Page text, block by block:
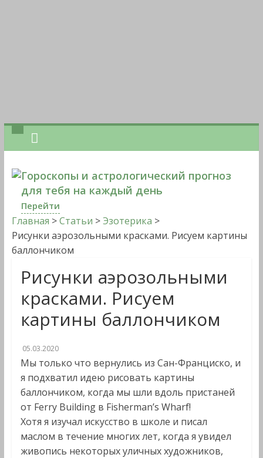
Гороскопы и астрологический прогноз
для тебя на каждый день
Перейти
Главная >Статьи >Эзотерика >
Рисунки аэрозольными красками. Рисуем картины
баллончиком
Рисунки аэрозольными
красками. Рисуем
картины баллончиком
05.03.2020
Мы только что вернулись из Сан-Франциско, и
я подхватил идею рисовать картины
баллончиком, когда мы шли вдоль пристаней
от Ferry Building в Fisherman’s Wharf!
Хотя я изучал искусство в школе и писал
маслом в течение многих лет, когда я увидел
живопись некоторых уличных художников,